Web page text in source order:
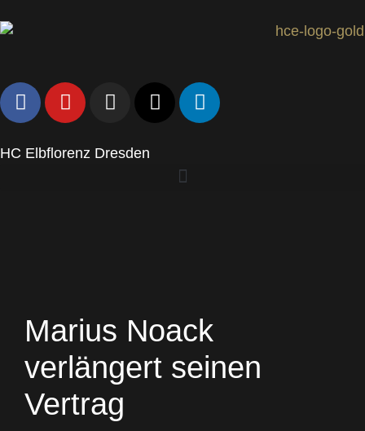
HC Elbflorenz Dresden
Marius Noack
verlängert seinen
Vertrag